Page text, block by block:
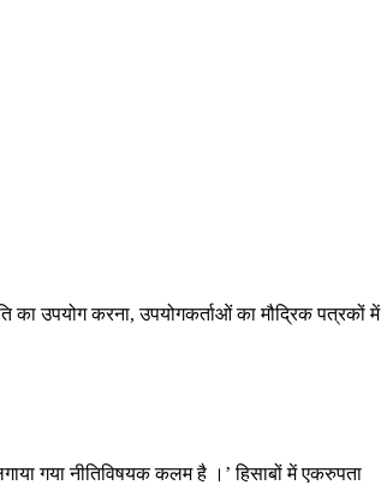
का उपयोग करना, उपयोगकर्ताओं का मौद्रिक पत्रकों में
गया नीतिविषयक कलम है ।’ हिसाबों में एकरुपता